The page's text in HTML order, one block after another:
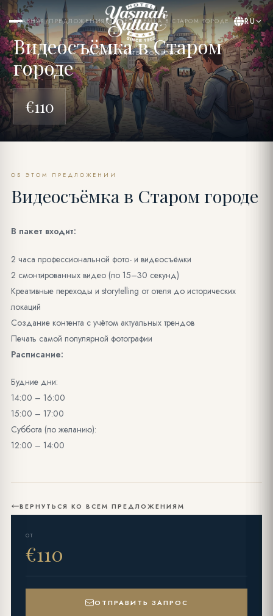
BY YASMAK HOTEL COLLECTION
RU
ГЛАВНАЯ/ПРЕДЛОЖЕНИЯ /ВИДЕОСЪЁМКА В СТАРОМ ГОРОДЕ
Видеосъёмка в Старом
городе
€110
ОБ ЭТОМ ПРЕДЛОЖЕНИИ
Видеосъёмка в Старом городе
В пакет входит:
2 часа профессиональной фото- и видеосъёмки
2 смонтированных видео (по 15–30 секунд)
Креативные переходы и storytelling от отеля до исторических
локаций
Создание контента с учётом актуальных трендов
Печать самой популярной фотографии
Расписание:
Будние дни:
14:00 – 16:00
15:00 – 17:00
Суббота (по желанию):
12:00 – 14:00
ВЕРНУТЬСЯ КО ВСЕМ ПРЕДЛОЖЕНИЯМ
ОТ
€110
ОТПРАВИТЬ ЗАПРОС